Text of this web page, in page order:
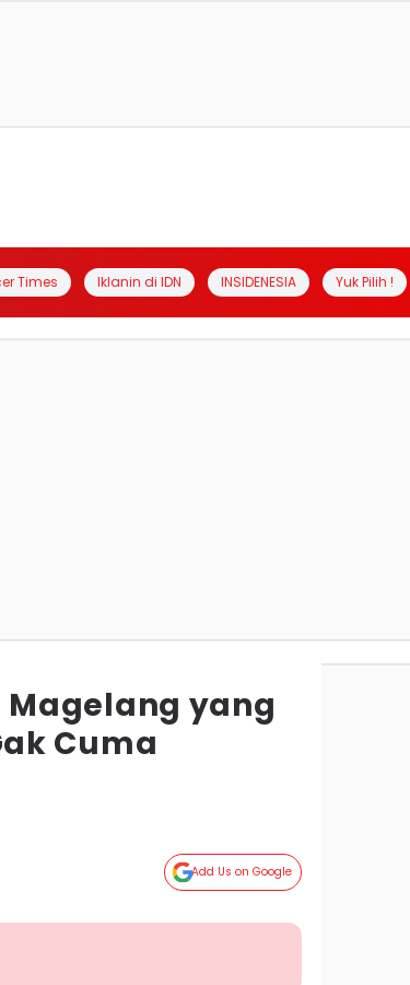
Times Iklanin di IDN INSIDENESIA Yuk Pilih !
Magelang yang
Cuma
Add Us on Google